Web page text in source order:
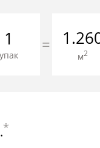
упак
=
м2
*